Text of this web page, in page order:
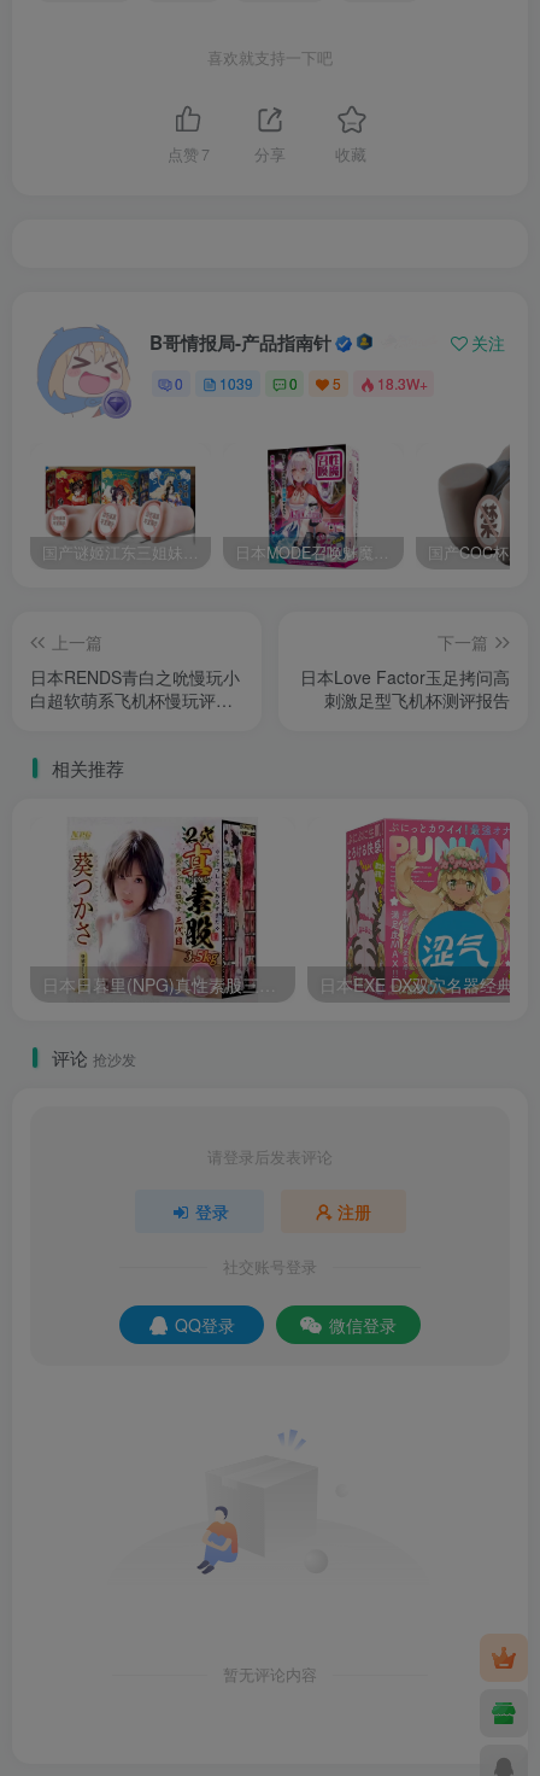
喜欢就支持一下吧
点赞 7 分享 收藏
B哥情报局-产品指南针 关注
0 1039 0 5 18.3W+
国产谜姬江东三姐妹国潮飞机杯低中高刺激度全覆盖飞机杯测评报告 日本MODE召唤魅魔飞机杯高刺激榨汁姬名器倒模自慰器使用体验及测评报告
上一篇
日本RENDS青白之吮慢玩小
白超软萌系飞机杯慢玩评测
下一篇
日本Love Factor玉足拷问高
刺激足型飞机杯测评报告
相关推荐
评论 抢沙发
请登录后发表评论
登录 注册
社交账号登录
QQ登录 微信登录
暂无评论内容